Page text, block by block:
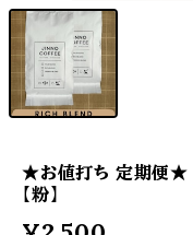
★お値打ち 定期便★
【粉】